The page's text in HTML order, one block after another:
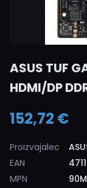
ASUS TUF
HDMI/DP
152,72 €
Proizvajalec
EAN
MPN